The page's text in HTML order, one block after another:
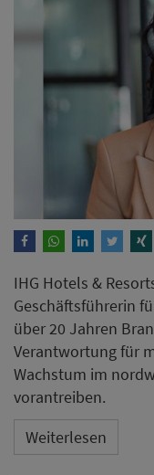
IHG Hotels &
Geschäftsführerin
über 20 Jahren
Verantwortung für
Wachstum im
vorantreiben.
Weiterlesen